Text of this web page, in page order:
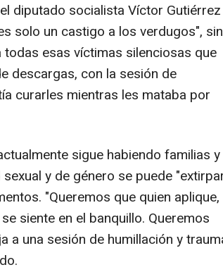
diputado socialista Víctor Gutiérrez
solo un castigo a los verdugos",
esas víctimas silenciosas que
descargas, con la sesión de
curarles mientras les mataba por
sigue habiendo familias y
y de género se puede
"Queremos que quien aplique,
siente en el banquillo. Queremos
a una sesión de humillación y